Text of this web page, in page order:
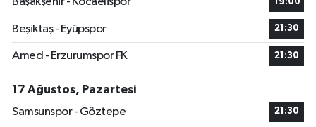
Beşiktaş - Eyüpspor 21:30
Amed - Erzurumspor FK 21:30
17 Ağustos, Pazartesi
Samsunspor - Göztepe
21:30